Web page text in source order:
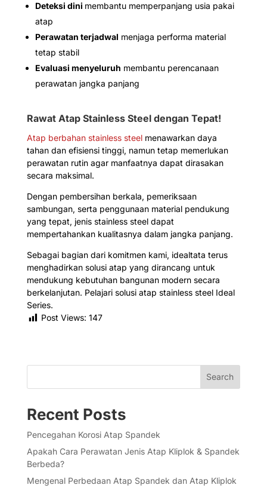
Deteksi dini membantu memperpanjang usia pakai
atap
Perawatan terjadwal menjaga performa material
tetap stabil
Evaluasi menyeluruh membantu perencanaan
perawatan jangka panjang
Rawat Atap Stainless Steel dengan Tepat!
Atap berbahan stainless steelmenawarkan daya
tahan dan efisiensi tinggi, namun tetap memerlukan
perawatan rutin agar manfaatnya dapat dirasakan
secara maksimal.
Dengan pembersihan berkala, pemeriksaan
sambungan, serta penggunaan material pendukung
yang tepat, jenis stainless steel dapat
mempertahankan kualitasnya dalam jangka panjang.
Sebagai bagian dari komitmen kami, idealtata terus
menghadirkan solusi atap yang dirancang untuk
mendukung kebutuhan bangunan modern secara
berkelanjutan. Pelajari solusi atap stainless steel Ideal
Series.
Post Views: 147
Search
Recent Posts
Pencegahan Korosi Atap Spandek
Apakah Cara Perawatan Jenis Atap Kliplok & Spandek
Berbeda?
Mengenal Perbedaan Atap Spandek dan Atap Kliplok